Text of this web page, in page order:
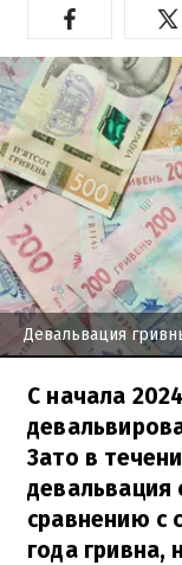
Девальвация
С начала
Зато в
девальвация
сравнению с
года гривна,